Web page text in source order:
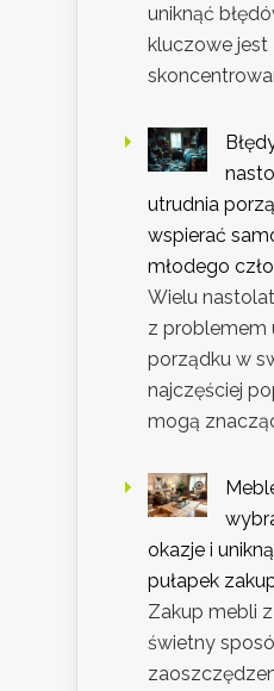
uniknąć
kluczowe jest
utrudnia
wspierać
młodego
Wielu
z problemem
porządku w
najczęściej
mogą
okazje i
pułapek
Zakup mebli
świetny